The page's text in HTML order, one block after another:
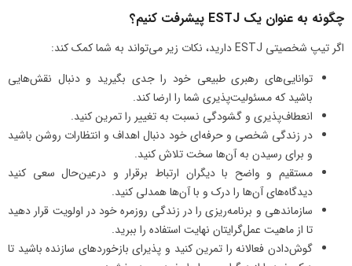
چگونه به عنوان یک ESTJ پیشرفت کنیم؟
اگر تیپ شخصیتی ESTJ دارید، نکات زیر می‌تواند به شما کمک کند:
توانایی‌های رهبری طبیعی خود را جدی بگیرید و دنبال نقش‌هایی
باشید که مسئولیت‌پذیری شما را ارضا کند.
انعطاف‌پذیری و گشودگی نسبت به تغییر را تمرین کنید.
در زندگی شخصی و حرفه‌ای خود دنبال اهداف و انتظارات روشن باشید
و برای رسیدن به آن‌ها سخت تلاش کنید.
مستقیم و واضح با دیگران ارتباط برقرار و در‌عین‌حال سعی کنید
دیدگاه‌های آن‌ها را درک و با آن‌ها همدلی کنید.
سازماندهی و برنامه‌ریزی را در زندگی روزمره خود در اولویت قرار دهید
تا از ماهیت عمل‌گرایتان نهایت استفاده را ببرید.
گوش‌دادن فعالانه را تمرین کنید و پذیرای بازخوردهای سازنده باشید تا